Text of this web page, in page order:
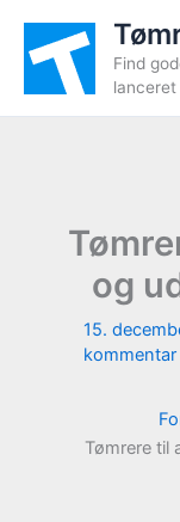
indholdet
Find
lanceret
og
15.
kommentar
Tømrere til